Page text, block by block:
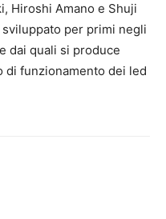
Hiroshi Amano e Shuji
per primi negli
dai quali si produce
di funzionamento dei led